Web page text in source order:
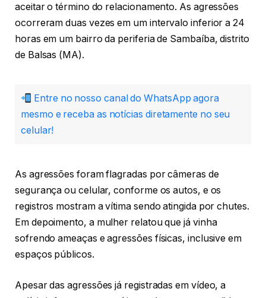
aceitar o término do relacionamento. As agressões
ocorreram duas vezes em um intervalo inferior a 24
horas em um bairro da periferia de Sambaíba, distrito
de Balsas (MA).
Entre no nosso canal do WhatsApp agora
mesmo e receba as notícias diretamente no seu
celular!
As agressões foram flagradas por câmeras de
segurança ou celular, conforme os autos, e os
registros mostram a vítima sendo atingida por chutes.
Em depoimento, a mulher relatou que já vinha
sofrendo ameaças e agressões físicas, inclusive em
espaços públicos.
Apesar das agressões já registradas em vídeo, a